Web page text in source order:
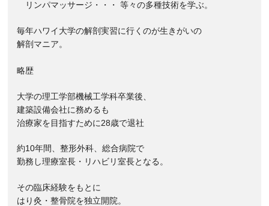
リンパマッサージ・・・ 等々の多種技術を学ぶ。
毎年ハワイ大学の解剖実習に行くのが生きがいの
解剖マニア。
略歴
大学の理工学部機械工学科卒業後、
建築設備会社に務めるも
治療家を目指すために28歳で退社
約10年間、整形外科、総合病院で
勤務し理療室長・リハビリ室長となる。
その臨床経験をもとに
はり灸・整骨院を独立開院。